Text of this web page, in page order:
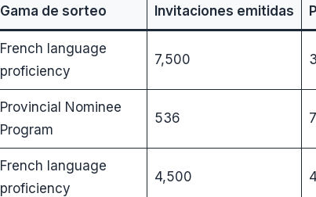
Gama de sorteo Invitaciones emitidas
French language
proficiency
7,500
Provincial Nominee
Program
536
French language
proficiency
4,500